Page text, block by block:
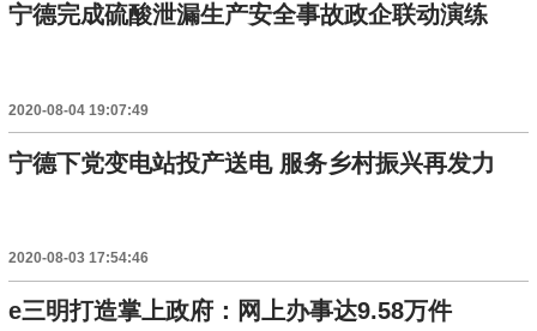
宁德完成硫酸泄漏生产安全事故政企联动演练
2020-08-04 19:07:49
宁德下党变电站投产送电 服务乡村振兴再发力
2020-08-03 17:54:46
e三明打造掌上政府：网上办事达9.58万件